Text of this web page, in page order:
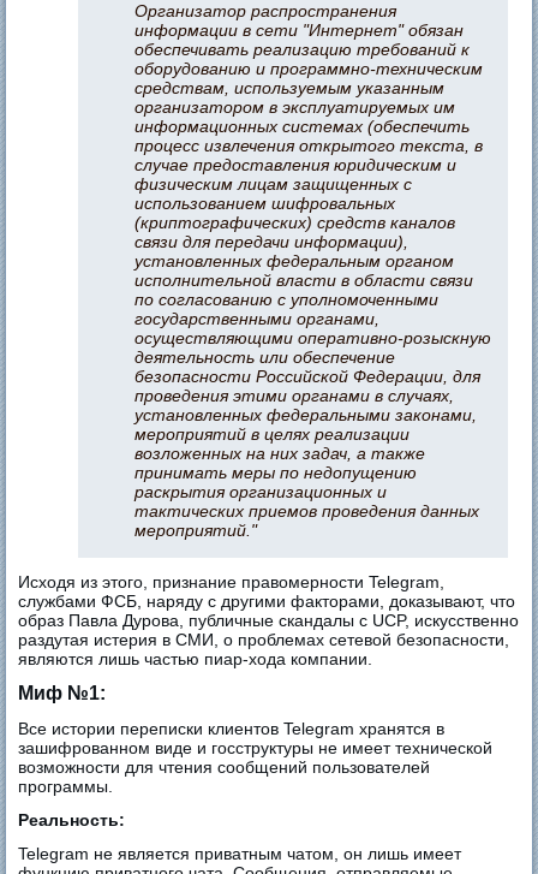
Организатор распространения
информации в сети "Интернет" обязан
обеспечивать реализацию требований к
оборудованию и программно-техническим
средствам, используемым указанным
организатором в эксплуатируемых им
информационных системах (обеспечить
процесс извлечения открытого текста, в
случае предоставления юридическим и
физическим лицам защищенных с
использованием шифровальных
(криптографических) средств каналов
связи для передачи информации),
установленных федеральным органом
исполнительной власти в области связи
по согласованию с уполномоченными
государственными органами,
осуществляющими оперативно-розыскную
деятельность или обеспечение
безопасности Российской Федерации, для
проведения этими органами в случаях,
установленных федеральными законами,
мероприятий в целях реализации
возложенных на них задач, а также
принимать меры по недопущению
раскрытия организационных и
тактических приемов проведения данных
мероприятий."
Исходя из этого, признание правомерности Telegram,
службами ФСБ, наряду с другими факторами, доказывают, что
образ Павла Дурова, публичные скандалы с UCP, искусственно
раздутая истерия в СМИ, о проблемах сетевой безопасности,
являются лишь частью пиар-хода компании.
Миф №1:
Все истории переписки клиентов Telegram хранятся в
зашифрованном виде и госструктуры не имеет технической
возможности для чтения сообщений пользователей
программы.
Реальность:
Telegram не является приватным чатом, он лишь имеет